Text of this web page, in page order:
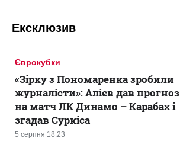
Ексклюзив
Єврокубки
5 серпня 18:23
«Зірку з Пономаренка зробили
журналісти»: Алієв дав прогноз
на матч ЛК Динамо – Карабах і
згадав Суркіса